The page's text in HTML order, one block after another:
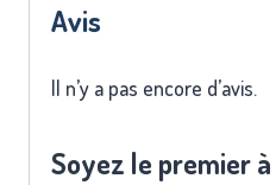
Avis
Il n’y a pas encore d’avis.
Soyez le premier